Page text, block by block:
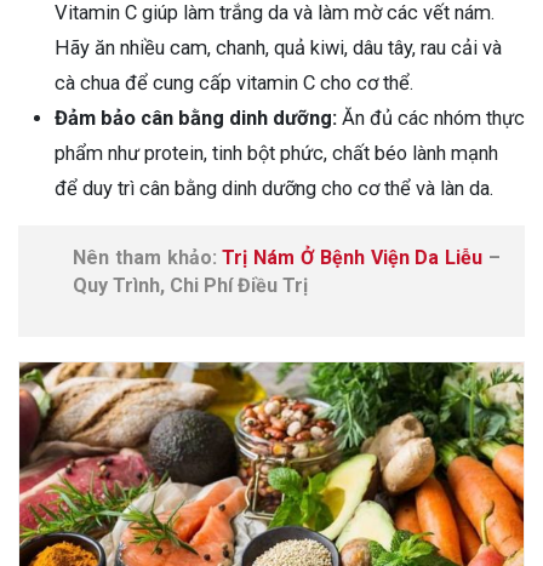
Vitamin C giúp làm trắng da và làm mờ các vết nám.
Hãy ăn nhiều cam, chanh, quả kiwi, dâu tây, rau cải và
cà chua để cung cấp vitamin C cho cơ thể.
Đảm bảo cân bằng dinh dưỡng: Ăn đủ các nhóm thực
phẩm như protein, tinh bột phức, chất béo lành mạnh
để duy trì cân bằng dinh dưỡng cho cơ thể và làn da.
Nên tham khảo:Trị Nám Ở Bệnh Viện Da Liễu –
Quy Trình, Chi Phí Điều Trị